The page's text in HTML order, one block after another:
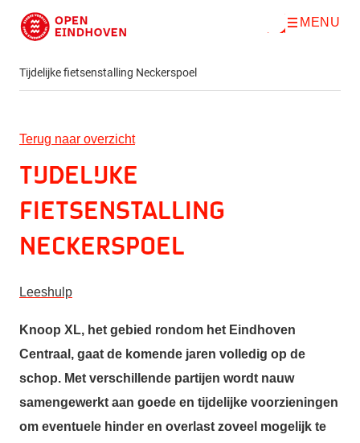
Direct naar de inhoud
O
MENU
Tijdelijke fietsenstalling Neckerspoel
Terug naar overzicht
Tijdelijke
fietsenstalling
Neckerspoel
Leeshulp
Knoop XL, het gebied rondom het Eindhoven
Centraal, gaat de komende jaren volledig op de
schop. Met verschillende partijen wordt nauw
samengewerkt aan goede en tijdelijke voorzieningen
om eventuele hinder en overlast zoveel mogelijk te